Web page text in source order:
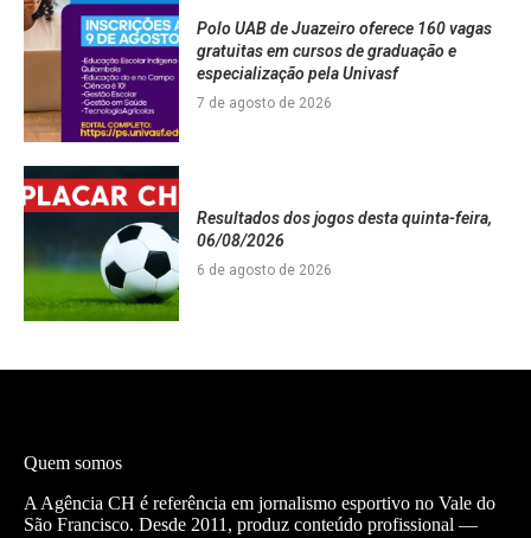
Polo UAB de Juazeiro oferece 160 vagas
gratuitas em cursos de graduação e
especialização pela Univasf
7 de agosto de 2026
Resultados dos jogos desta quinta-feira,
06/08/2026
6 de agosto de 2026
Quem somos
A Agência CH é referência em jornalismo esportivo no Vale do
São Francisco. Desde 2011, produz conteúdo profissional —